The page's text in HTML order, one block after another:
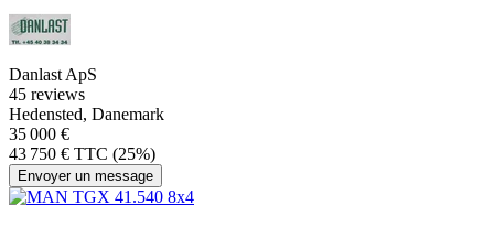
Danlast ApS
45 reviews
Hedensted, Danemark
35 000 €
43 750 € TTC (25%)
Envoyer un message